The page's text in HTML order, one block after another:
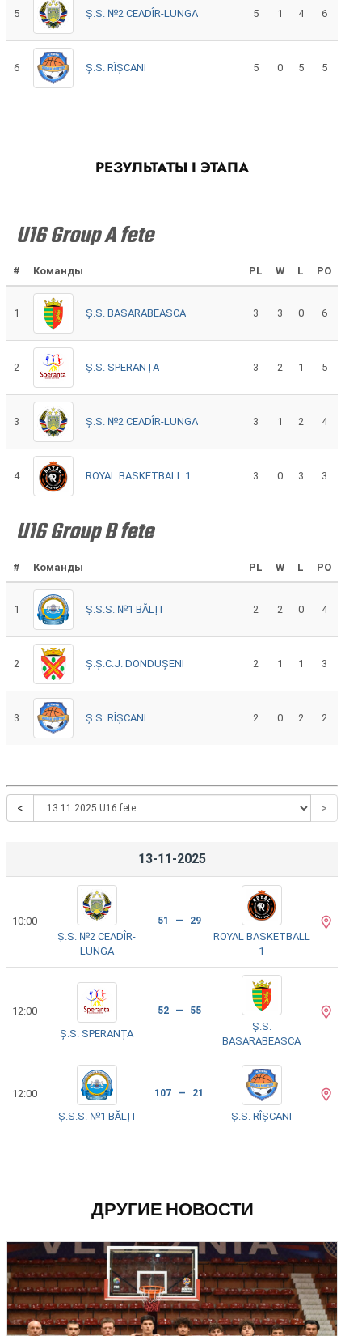
5 Ș.S. №2 CEADÎR-LUNGA 5 1 4 6
6 Ș.S. RÎȘCANI 5 0 5 5
РЕЗУЛЬТАТЫ I ЭТАПА
U16 Group A fete
# Команды PL W L PO
1 Ș.S. BASARABEASCA 3 3 0 6
2 Ș.S. SPERANȚA 3 2 1 5
3 Ș.S. №2 CEADÎR-LUNGA 3 1 2 4
4 ROYAL BASKETBALL 1 3 0 3 3
U16 Group B fete
# Команды PL W L PO
1 Ș.S.S. №1 BĂLȚI 2 2 0 4
2 Ș.Ș.C.J. DONDUȘENI 2 1 1 3
3 Ș.S. RÎȘCANI 2 0 2 2
< >
13-11-2025
10:00
Ș.S. №2 CEADÎR-
LUNGA
51 — 29
ROYAL BASKETBALL
1
12:00
Ș.S. SPERANȚA
52 — 55
Ș.S.
BASARABEASCA
12:00
Ș.S.S. №1 BĂLȚI
107 — 21
Ș.S. RÎȘCANI
ДРУГИЕ НОВОСТИ